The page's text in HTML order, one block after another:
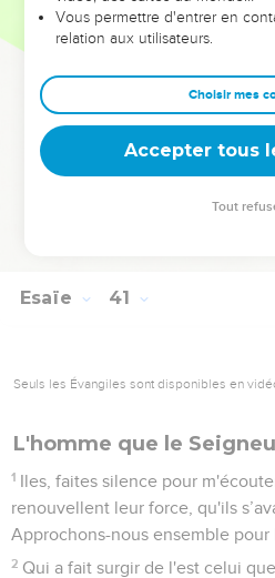
se fatigue pas, il ne s’épuise
impénétrable.
Il donne de la force à celui qui
ressources de celui qui est à bout.
Les adolescents se fatiguent et
gens se mettent à trébucher,
mais ceux qui comptent sur
Esaïe 41
Seuls les Évangiles sont disponibles en
L'homme que le
1 Iles, faites silence pour
renouvellent leur force, qu'ils
Approchons-nous ensemble pour
2 Qui a fait surgir de l'est celui
Vous permettre d'entrer en
relation aux utilisateurs.
Choisir mes
Accepter tous
Tout